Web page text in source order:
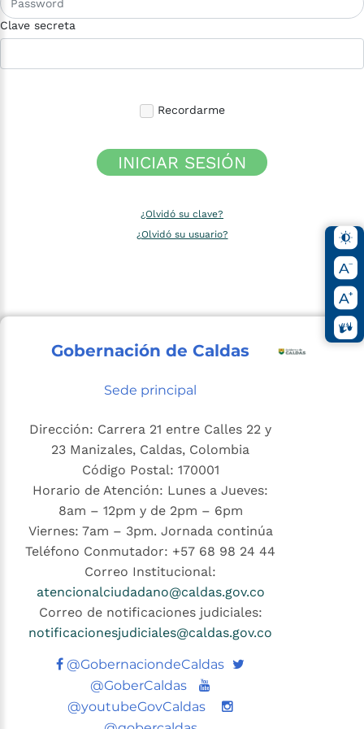
Clave secreta
Recordarme
INICIAR SESIÓN
¿Olvidó su clave?
¿Olvidó su usuario?
Gobernación de Caldas
Sede principal
Dirección: Carrera 21 entre Calles 22 y
23 Manizales, Caldas, Colombia
Código Postal: 170001
Horario de Atención: Lunes a Jueves:
8am – 12pm y de 2pm – 6pm
Viernes: 7am – 3pm. Jornada continúa
Teléfono Conmutador: +57 68 98 24 44
Correo Institucional:
atencionalciudadano@caldas.gov.co
Correo de notificaciones judiciales:
notificacionesjudiciales@caldas.gov.co
@GobernaciondeCaldas Twitter
@GoberCaldas
Youtube
@youtubeGovCaldas